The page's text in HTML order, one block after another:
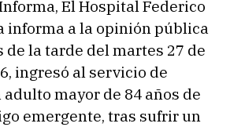
El Hospital Federico
informa a la opinión pública
de la tarde del martes 27 de
ingresó al servicio de
mayor de 84 años de
emergente, tras sufrir un